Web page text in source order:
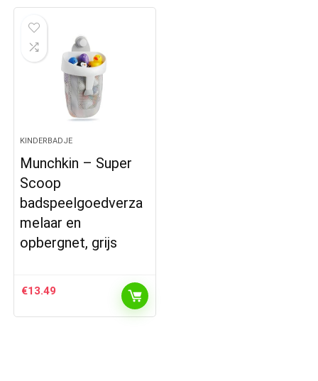
KINDERBADJE
Munchkin – Super
Scoop
badspeelgoedverza
melaar en
opbergnet, grijs
€13.49